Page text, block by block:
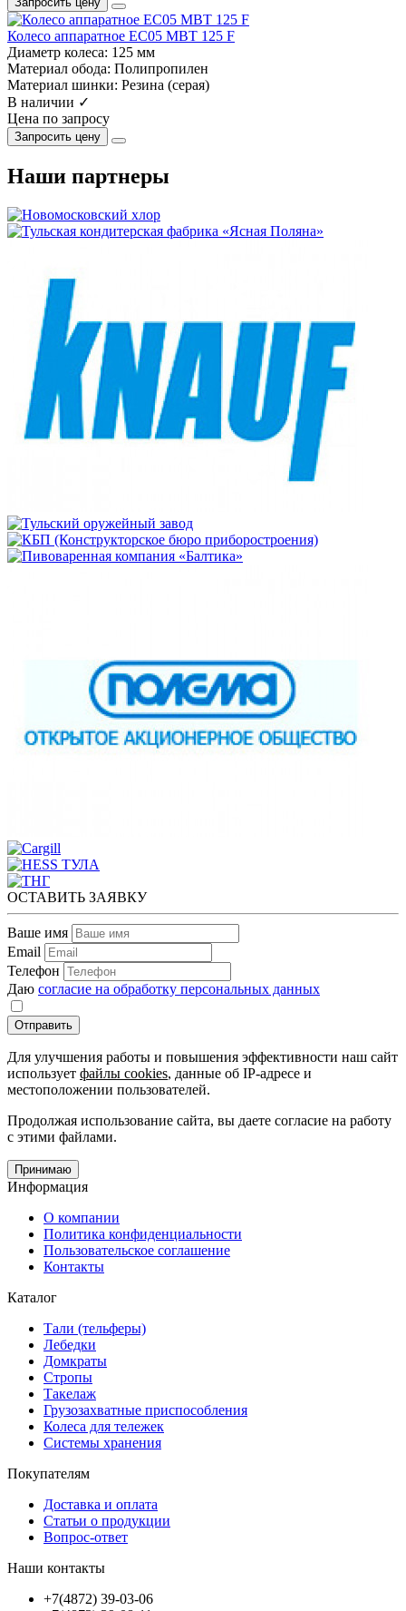
Колесо аппаратное EC05 MBT 125 F
Диаметр колеса: 125 мм
Материал обода: Полипропилен
Материал шинки: Резина (серая)
В наличии ✓
Цена по запросу
Запросить цену
Наши партнеры
ОСТАВИТЬ ЗАЯВКУ
Ваше имя
Email
Телефон
Даю согласие на обработку персональных данных
Отправить
Для улучшения работы и повышения эффективности наш сайт
использует файлы cookies, данные об IP-адресе и
местоположении пользователей.
Продолжая использование сайта, вы даете согласие на работу
с этими файлами.
Принимаю
Информация
О компании
Политика конфиденциальности
Пользовательское соглашение
Контакты
Каталог
Тали (тельферы)
Лебедки
Домкраты
Стропы
Такелаж
Грузозахватные приспособления
Колеса для тележек
Системы хранения
Покупателям
Доставка и оплата
Статьи о продукции
Вопрос-ответ
Наши контакты
+7(4872) 39-03-06